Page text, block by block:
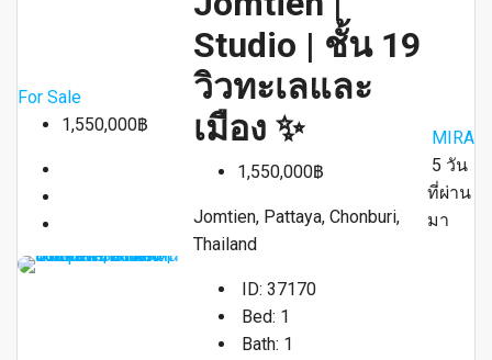
For Sale
1,550,000฿
Studio | ชั้น 19
วิวทะเลและ
เมือง ✨
1,550,000฿
Jomtien, Pattaya, Chonburi,
Thailand
ID: 37170
Bed: 1
Bath: 1
MIRA
5 วัน
ที่ผ่าน
มา